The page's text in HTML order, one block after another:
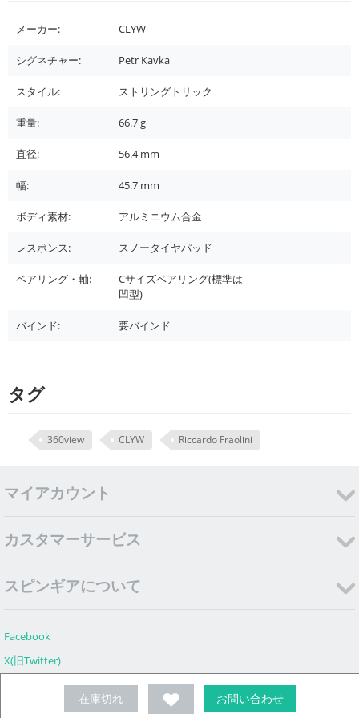
在庫切れ お問い合わせ
メーカー: CLYW
シグネチャー: Petr Kavka
スタイル: ストリングトリック
重量: 66.7g
直径: 56.4mm
幅: 45.7 mm
ボディ素材: アルミニウム合金
レスポンス: スノータイヤパッド
ベアリング・軸:
Cサイズベアリング(標準は
凹型)
バインド: 要バインド
タグ
360view CLYW Riccardo Fraolini
マイアカウント
カスタマーサービス
スピンギアについて
Facebook
X(旧Twitter)